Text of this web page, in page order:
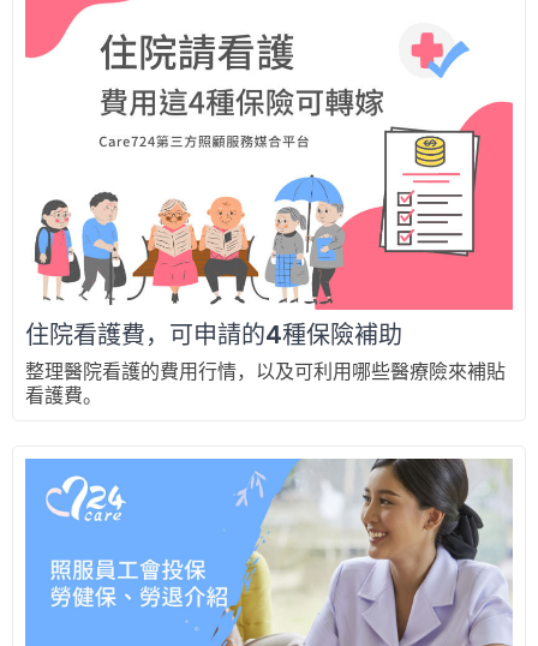
住院看護費，可申請的4種保險補助
整理醫院看護的費用行情，以及可利用哪些醫療險來補貼
看護費。